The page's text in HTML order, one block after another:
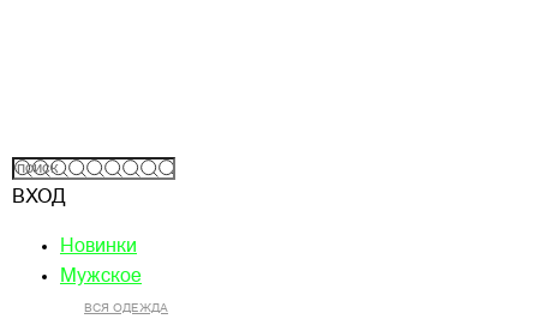
ВХОД
Новинки
Мужское
ВСЯ ОДЕЖДА